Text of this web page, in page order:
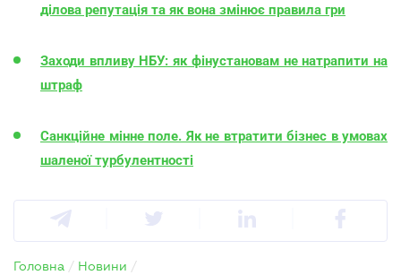
ділова репутація та як вона змінює правила гри
Заходи впливу НБУ: як фінустановам не натрапити на
штраф
Санкційне мінне поле. Як не втратити бізнес в умовах
шаленої турбулентності
Головна / Новини /